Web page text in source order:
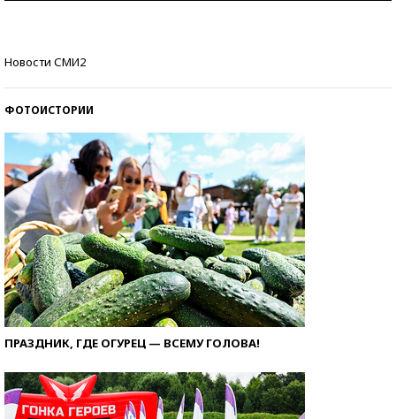
Новости СМИ2
ФОТОИСТОРИИ
ПРАЗДНИК, ГДЕ ОГУРЕЦ — ВСЕМУ ГОЛОВА!